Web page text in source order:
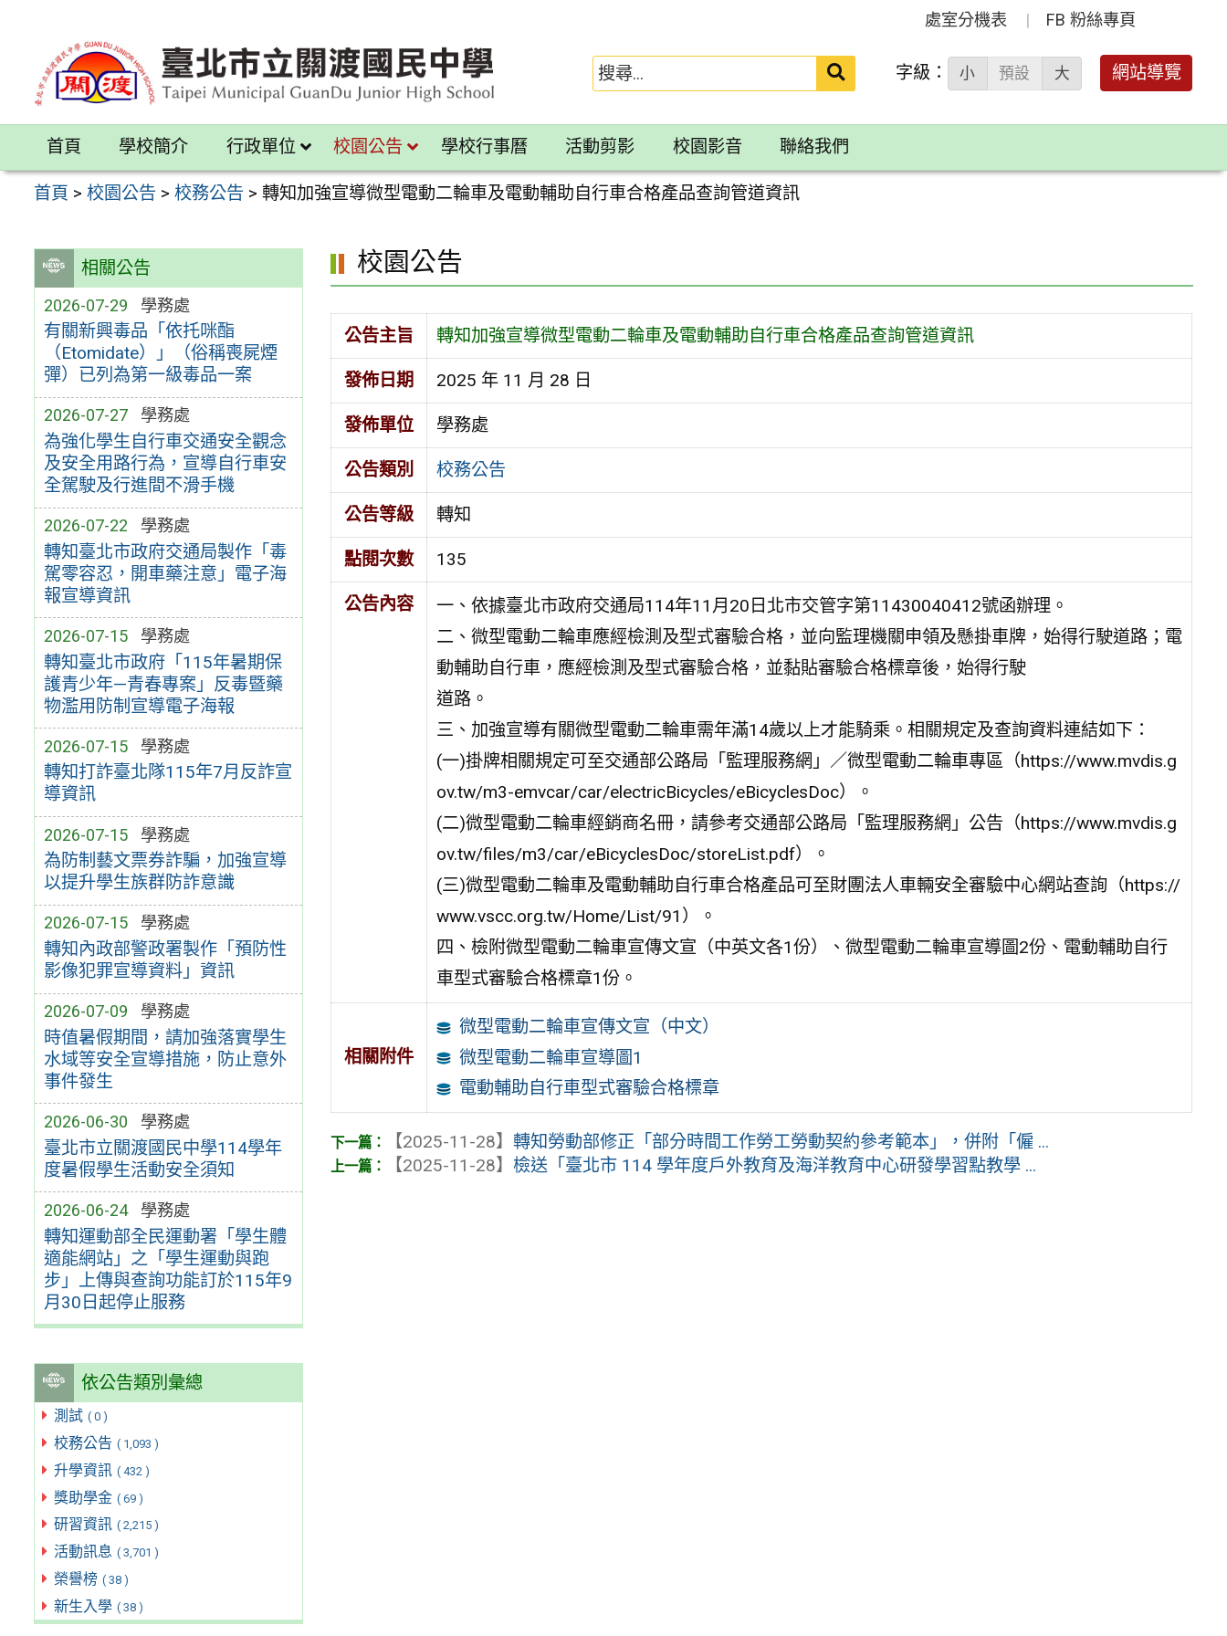
內
區
處室分機表 FB 粉絲專頁
送出 字級： 小 預設 大 網站導覽
首頁 學校簡介 行政單位 校園公告 學校行事曆 活動剪影 校園影音 聯絡我們
首頁 >校園公告 >校務公告 >轉知加強宣導微型電動二輪車及電動輔助自行車合格產品查詢管道資訊
相關公告
2026-07-29 學務處
有關新興毒品「依托咪酯
（Etomidate）」（俗稱喪屍煙
彈）已列為第一級毒品一案
2026-07-27 學務處
為強化學生自行車交通安全觀念
及安全用路行為，宣導自行車安
全駕駛及行進間不滑手機
2026-07-22 學務處
轉知臺北市政府交通局製作「毒
駕零容忍，開車藥注意」電子海
報宣導資訊
2026-07-15 學務處
轉知臺北市政府「115年暑期保
護青少年—青春專案」反毒暨藥
物濫用防制宣導電子海報
2026-07-15 學務處
轉知打詐臺北隊115年7月反詐宣
導資訊
2026-07-15 學務處
為防制藝文票券詐騙，加強宣導
以提升學生族群防詐意識
2026-07-15 學務處
轉知內政部警政署製作「預防性
影像犯罪宣導資料」資訊
2026-07-09 學務處
時值暑假期間，請加強落實學生
水域等安全宣導措施，防止意外
事件發生
2026-06-30 學務處
臺北市立關渡國民中學114學年
度暑假學生活動安全須知
2026-06-24 學務處
轉知運動部全民運動署「學生體
適能網站」之「學生運動與跑
步」上傳與查詢功能訂於115年9
月30日起停止服務
依公告類別彙總
測試 ( 0 )
校務公告 ( 1,093 )
升學資訊 ( 432 )
獎助學金 ( 69 )
研習資訊 ( 2,215 )
活動訊息 ( 3,701 )
榮譽榜 ( 38 )
新生入學 ( 38 )
校園公告
公告主旨 轉知加強宣導微型電動二輪車及電動輔助自行車合格產品查詢管道資訊
發佈日期 2025 年 11 月 28 日
發佈單位 學務處
公告類別 校務公告
公告等級 轉知
點閱次數 135
公告內容
一、依據臺北市政府交通局114年11月20日北市交管字第11430040412號函辦理。
二、微型電動二輪車應經檢測及型式審驗合格，並向監理機關申領及懸掛車牌，始得行駛道路；電
動輔助自行車，應經檢測及型式審驗合格，並黏貼審驗合格標章後，始得行駛
道路。
三、加強宣導有關微型電動二輪車需年滿14歲以上才能騎乘。相關規定及查詢資料連結如下：
(一)掛牌相關規定可至交通部公路局「監理服務網」／微型電動二輪車專區（https://www.mvdis.g
ov.tw/m3-emvcar/car/electricBicycles/eBicyclesDoc）。
(二)微型電動二輪車經銷商名冊，請參考交通部公路局「監理服務網」公告（https://www.mvdis.g
ov.tw/files/m3/car/eBicyclesDoc/storeList.pdf）。
(三)微型電動二輪車及電動輔助自行車合格產品可至財團法人車輛安全審驗中心網站查詢（https://
www.vscc.org.tw/Home/List/91）。
四、檢附微型電動二輪車宣傳文宣（中英文各1份）、微型電動二輪車宣導圖2份、電動輔助自行
車型式審驗合格標章1份。
相關附件
微型電動二輪車宣傳文宣（中文）
微型電動二輪車宣導圖1
電動輔助自行車型式審驗合格標章
【2025-11-28】轉知勞動部修正「部分時間工作勞工勞動契約參考範本」，併附「僱 ...
【2025-11-28】檢送「臺北市 114 學年度戶外教育及海洋教育中心研發學習點教學 ...